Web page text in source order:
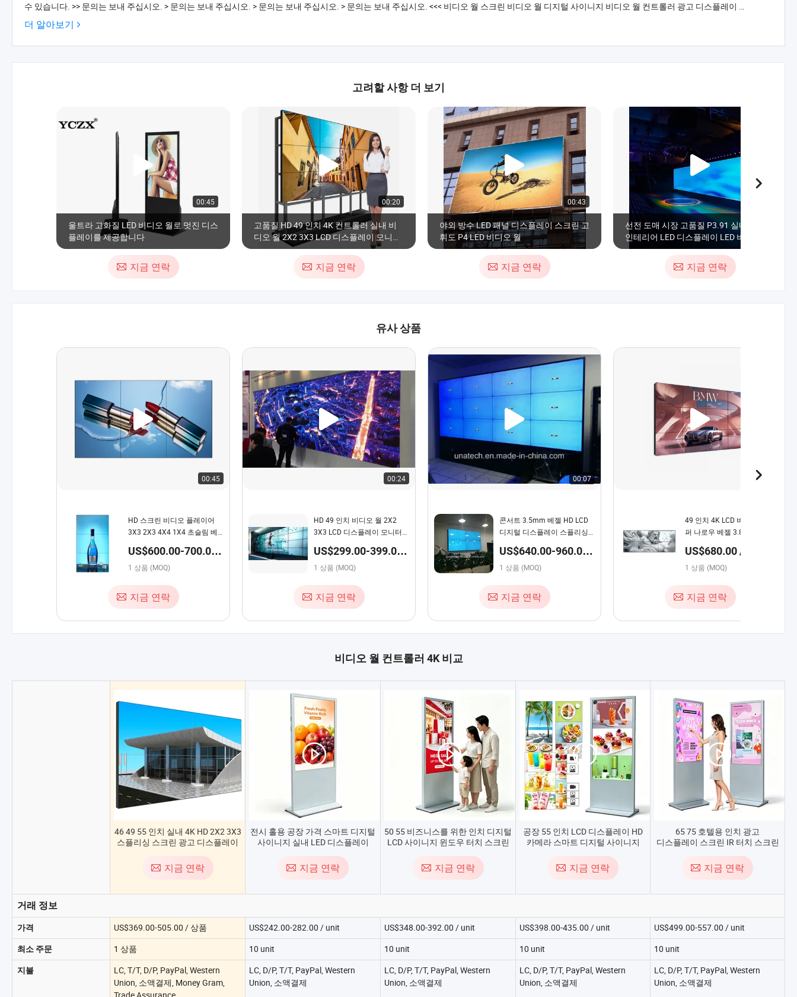
수 있습니다. >> 문의는 보내 주십시오. > 문의는 보내 주십시오. > 문의는 보내 주십시오. > 문의는 보내 주십시오. <<< 비디오 월 스크린 비디오 월 디지털 사이니지 비디오 월 컨트롤러 광고 디스플레이 디
지털 디스플레이 가격 LCD 비디오 월 디지털 대형 LCD 디스플레이 ...
더 알아보기
고려할 사항 더 보기
00:45
울트라 고화질 LED 비디오 월로 멋진 디스
플레이를 제공합니다
지금 연락
00:20
고품질 HD 49 인치 4K 컨트롤러 실내 비
디오 월 2X2 3X3 LCD 디스플레이 모니터
LCD 스플리싱 스크린 LCD 비디오 월
3.5mm 초슬림 베젤지금 연락
00:43
야외 방수 LED 패널 디스플레이 스크린 고
휘도 P4 LED 비디오 월
지금 연락
선전 도매 시장 고품질 P3.91 실내 외부
인테리어 LED 디스플레이 LED 비디오 월
가격
지금 연락
유사 상품
00:45
HD 스크린 비디오 플레이어
3X3 2X3 4X4 1X4 초슬림 베
고 디스플레이
US$600.00-700.00 /
상품
1 상품 (MOQ)
지금 연락
00:24
HD 49 인치 비디오 월 2X2
3X3 LCD 디스플레이 모니터
디오 월
US$299.00-399.00 /
상품
1 상품 (MOQ)
지금 연락
00:07
콘서트 3.5mm 베젤 HD LCD
디지털 디스플레이 스플리싱
US$640.00-960.00 /
상품
1 상품 (MOQ)
지금 연락
00:28
49 인치 4K LCD 비디오 월 슈
퍼 나로우 베젤 3.8mm HD 디
US$680.00 / 상품
1 상품 (MOQ)
지금 연락
비디오 월 컨트롤러 4K 비교
46 49 55 인치 실내 4K HD 2X2 3X3
스플리싱 스크린 광고 디스플레이
모니터 월 LCD 월 디스플레이
비디오 월 컨트롤러 4K
지금 연락
전시 홀용 공장 가격 스마트 디지털
사이니지 실내 LED 디스플레이
지금 연락
50 55 비즈니스를 위한 인치 디지털
LCD 사이니지 윈도우 터치 스크린
지금 연락
공장 55 인치 LCD 디스플레이 HD
카메라 스마트 디지털 사이니지
지금 연락
65 75 호텔용 인치 광고
디스플레이 스크린 IR 터치 스크린
지금 연락
거래 정보
가격 US$369.00-505.00 / 상품 US$242.00-282.00 / unit US$348.00-392.00 / unit US$398.00-435.00 / unit US$499.00-557.00 / unit
최소 주문 1 상품 10 unit 10 unit 10 unit 10 unit
지불
LC, T/T, D/P, PayPal, Western
Union, 소액결제, Money Gram,
LC, D/P, T/T, PayPal, Western
Union, 소액결제
LC, D/P, T/T, PayPal, Western
Union, 소액결제
LC, D/P, T/T, PayPal, Western
Union, 소액결제
LC, D/P, T/T, PayPal, Western
Union, 소액결제